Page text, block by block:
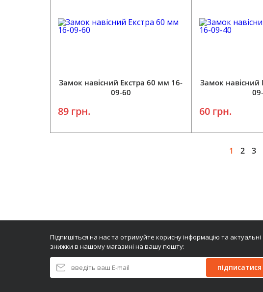
Замок навісний Екстра 60 мм 16-
09-60
89 грн.
Замок навісний
60 грн.
1 2 3
Підпишіться на нас та отримуйте корисну інформацію та актуальні
знижки в нашому магазині на вашу пошту:
підписатися